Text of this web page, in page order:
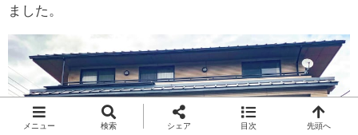
ました。
メニュー 検索 シェア 目次 先頭へ